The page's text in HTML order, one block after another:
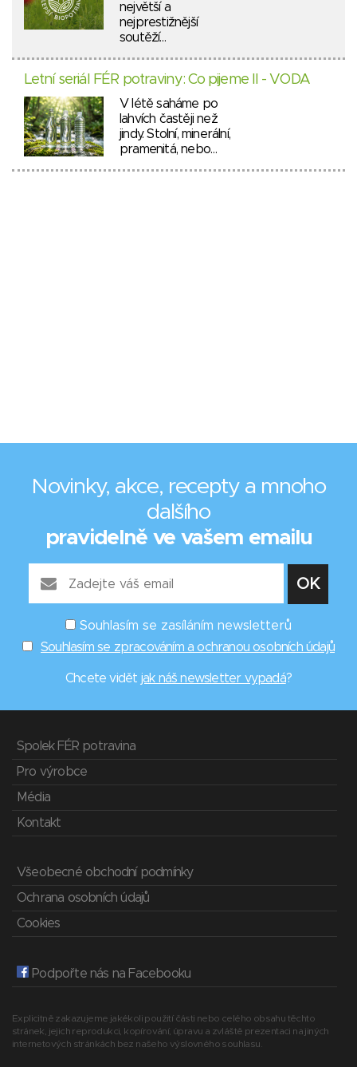
největší a
nejprestižnější
soutěží…
Letní seriál FÉR potraviny: Co pijeme II - VODA
V létě saháme po
lahvích častěji než
jindy. Stolní, minerální,
pramenitá, nebo…
Novinky, akce, recepty a mnoho
dalšího
pravidelně ve vašem emailu
Souhlasím se zasíláním newsletterů
Souhlasím se zpracováním a ochranou osobních údajů
Chcete vidět jak náš newsletter vypadá?
Spolek FÉR potravina
Pro výrobce
Média
Kontakt
Všeobecné obchodní podmínky
Ochrana osobních údajů
Cookies
Podpořte nás na Facebooku
Explicitně zakazujeme jakékoli použití části nebo celého obsahu těchto
stránek, jejich reprodukci, kopírování, úpravu a zvláště prezentaci na jiných
internetových stránkách bez našeho výslovného souhlasu.